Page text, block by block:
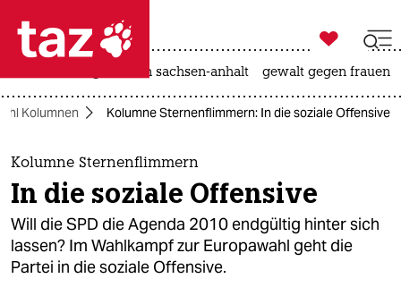
 taz zahl ich
taz zahl ich
themen
politik
öko

taz zahl ich
landtagswahl in sachsen-anhalt gewalt gegen frauen
Kolumnen Kolumne Sternenflimmern: In die soziale Offensive
Kolumne Sternenflimmern
In die soziale Offensive
Will die SPD die Agenda 2010 endgültig hinter sich
lassen? Im Wahlkampf zur Europawahl geht die
Partei in die soziale Offensive.